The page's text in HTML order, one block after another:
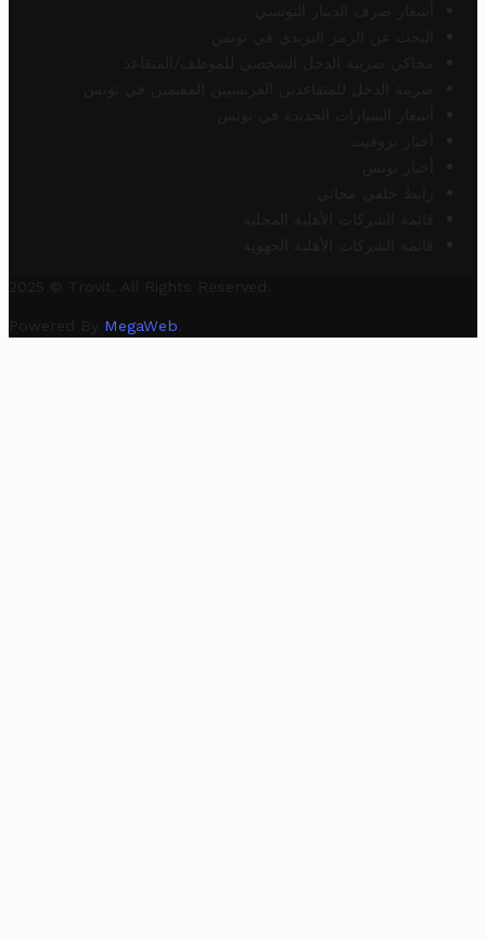
أسعار صرف الدينار التونسي
البحث عن الرمز البريدي في تونس
محاكي ضريبة الدخل الشخصي للموظف/المتقاعد
ضريبة الدخل للمتقاعدين الفرنسيين المقيمين في تونس
أسعار السيارات الجديدة في تونس
أخبار تروفيت
أخبار تونس
رابط خلفي مجاني
قائمة الشركات الأهلية المحلية
قائمة الشركات الأهلية الجهوية
2025 © Trovit. All Rights Reserved.
Powered By MegaWeb